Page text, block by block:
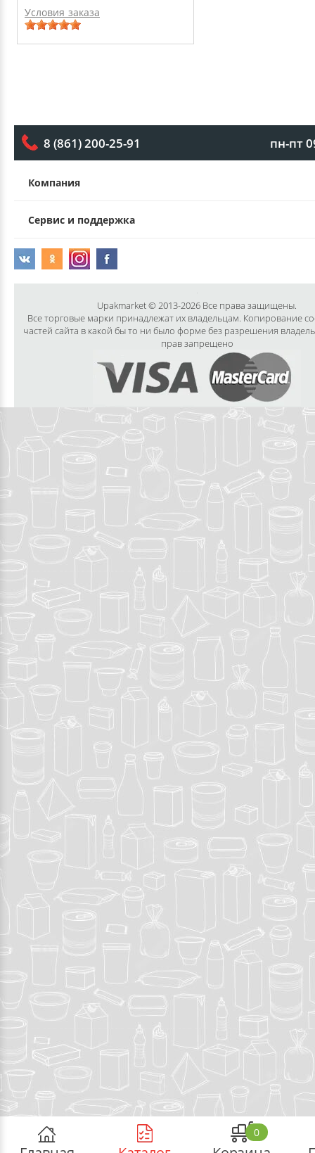
Условия заказа
0
8 (861) 200-25-91 пн-пт
Компания
Сервис и поддержка
Upakmarket © 2013-2026 Все права защищены.
Все торговые марки принадлежат их владельцам. Копирование
частей сайта в какой бы то ни было форме без разрешения
прав запрещено